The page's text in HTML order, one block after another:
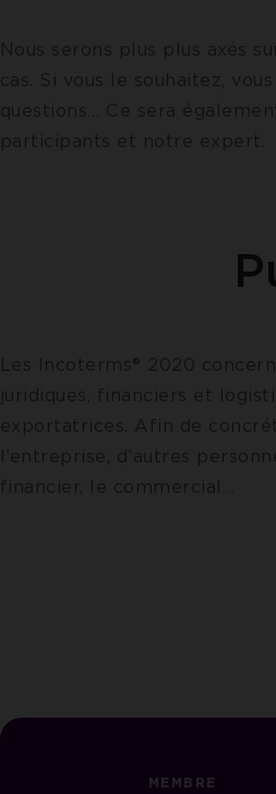
Nous serons plus plus axés
cas. Si vous le souhaitez,
questions… Ce sera
participants et notre expert.
Les Incoterms® 2020
juridiques, financiers et
exportatrices. Afin de
l’entreprise, d’autres
financier, le commercial…
MEMBRE